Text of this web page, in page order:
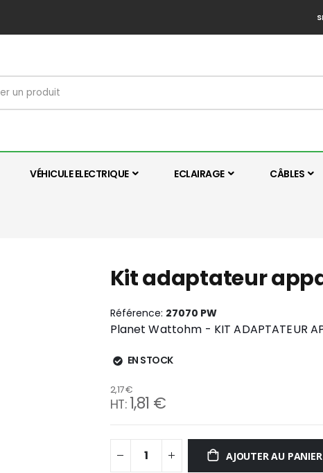
VÉHICULE ELECTRIQUE ECLAIRAGE CÂBLES
Kit adaptateur
Référence 27070 PW
Planet Wattohm - KIT ADAPTATEUR
EN STOCK
2,17 €
1,81 €
AJOUTER AU PANIER